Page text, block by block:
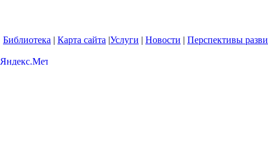
Библиотека | Карта сайта |Услуги | Новости | Перспективы